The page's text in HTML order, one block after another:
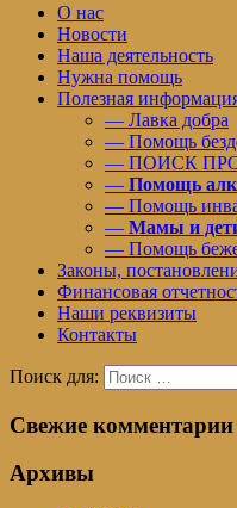
О нас
Новости
Наша деятельность
Нужна помощь
Полезная
— Лавка добра
— Помощь
— ПОИСК
— Помощь
— Помощь
— Мамы и
— Помощь
Законы,
Финансовая
Наши реквизиты
Контакты
Поиск для:
Свежие комментарии
Архивы